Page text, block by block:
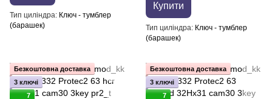
Тип циліндра Ключ - тумблер
(барашек)
Купити
Тип циліндра Ключ - тумблер
(барашек)
Безкоштовна доставка
3 ключі
7
Безкоштовна доставка
3 ключі
7